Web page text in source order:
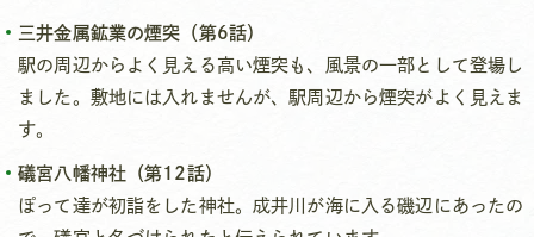
三井金属鉱業の煙突（第6話）
駅の周辺からよく見える高い煙突も、風景の一部として登場し
ました。敷地には入れませんが、駅周辺から煙突がよく見えま
す。
礒宮八幡神社（第12話）
ぽって達が初詣をした神社。成井川が海に入る磯辺にあったの